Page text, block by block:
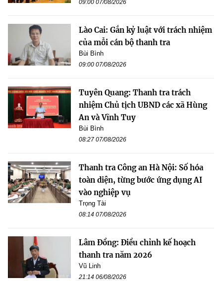
09:00 07/08/2026
Lào Cai: Gắn kỷ luật với trách nhiệm
của mỗi cán bộ thanh tra
Bùi Bình
09:00 07/08/2026
Tuyên Quang: Thanh tra trách
nhiệm Chủ tịch UBND các xã Hùng
An và Vĩnh Tuy
Bùi Bình
08:27 07/08/2026
Thanh tra Công an Hà Nội: Số hóa
toàn diện, từng bước ứng dụng AI
vào nghiệp vụ
Trọng Tài
08:14 07/08/2026
Lâm Đồng: Điều chỉnh kế hoạch
thanh tra năm 2026
Vũ Linh
21:14 06/08/2026